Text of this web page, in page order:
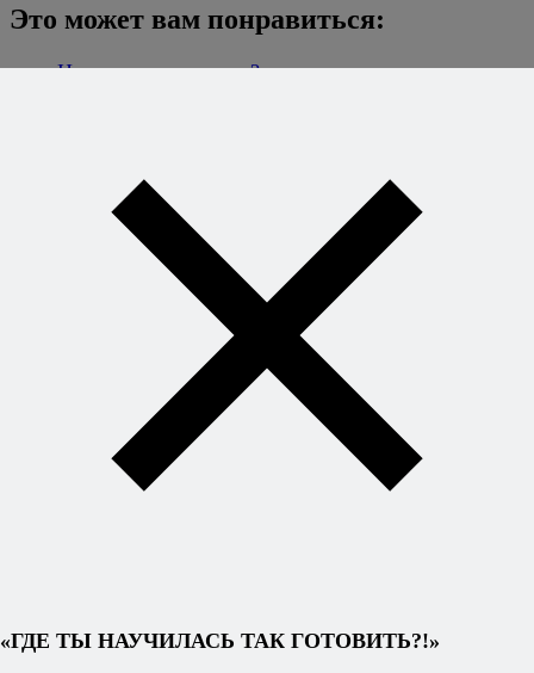
Это может вам понравиться:
Нужно ли мыть мясо?
Все, что я думаю о ваших фобиях
Хотите
Книга
секретных
сочетаний
откроет вам
«ГДЕ ТЫ НАУЧИЛАСЬ ТАК ГОТОВИТЬ?!»